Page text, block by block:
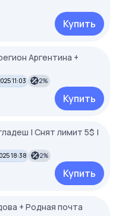
Купить
Аргентина +
11:03 2%
Купить
| Снят лимит 5$ |
18:38 2%
Купить
+ Родная почта